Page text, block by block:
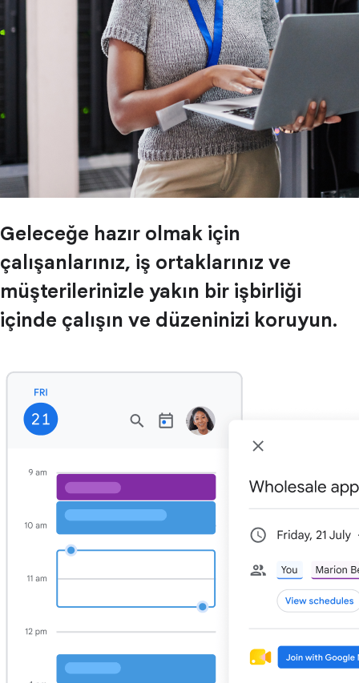
Geleceğe hazır olmak için
çalışanlarınız, iş ortaklarınız ve
müşterilerinizle yakın bir işbirliği
içinde çalışın ve düzeninizi koruyun.